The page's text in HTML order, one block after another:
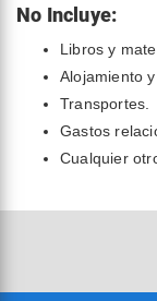
No Incluye:
Libros y
Alojamiento y
Transportes.
Gastos
Cualquier